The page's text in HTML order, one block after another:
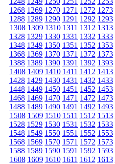
1268 1269 1270 1271 1272 1273
1288 1289 1290 1291 1292 1293
1308 1309 1310 1311 1312 1313
1328 1329 1330 1331 1332 1333
1348 1349 1350 1351 1352 1353
1368 1369 1370 1371 1372 1373
1388 1389 1390 1391 1392 1393
1408 1409 1410 1411 1412 1413
1428 1429 1430 1431 1432 1433
1448 1449 1450 1451 1452 1453
1468 1469 1470 1471 1472 1473
1488 1489 1490 1491 1492 1493
1508 1509 1510 1511 1512 1513
1528 1529 1530 1531 1532 1533
1548 1549 1550 1551 1552 1553
1568 1569 1570 1571 1572 1573
1588 1589 1590 1591 1592 1593
1608 1609 1610 1611 1612 1613